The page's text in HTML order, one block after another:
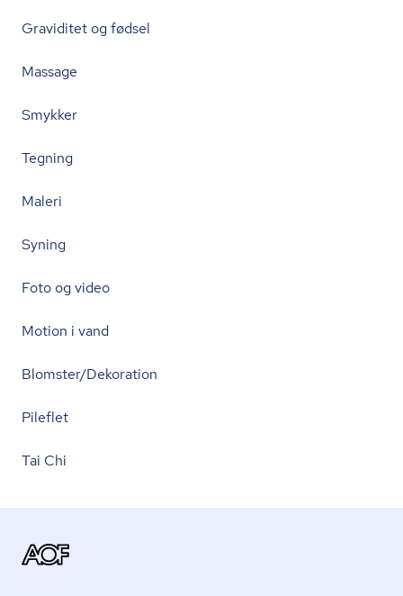
Graviditet og fødsel
Massage
Smykker
Tegning
Maleri
Syning
Foto og video
Motion i vand
Blomster/Dekoration
Pileflet
Tai Chi